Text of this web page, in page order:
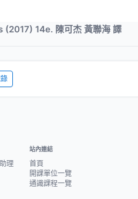
14e. 陳可杰 黃聯海 譯
理
站內連結
首頁
開課單位一覽
通識課程一覽